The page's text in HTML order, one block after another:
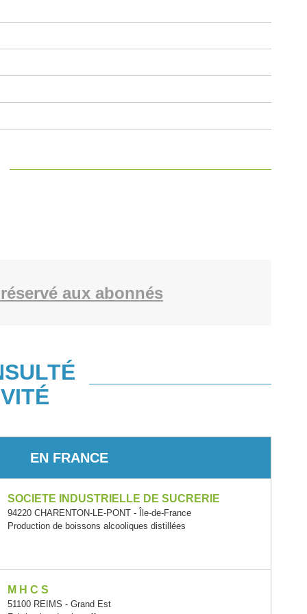
aux abonnés
EN FRANCE
SOCIETE INDUSTRIELLE DE SUCRERIE
94220 CHARENTON-LE-PONT - Île-de-France
Production de boissons alcooliques distillées
M H C S
51100 REIMS - Grand Est